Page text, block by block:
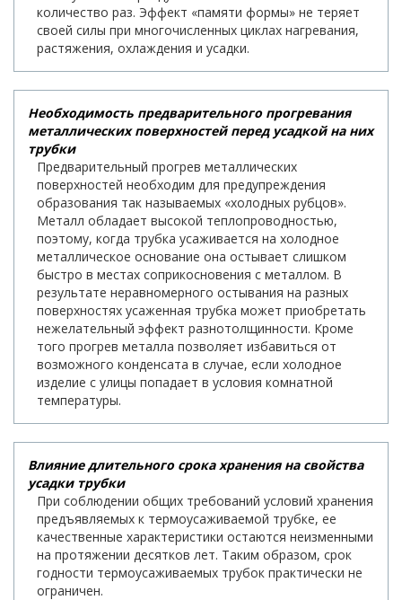
количество раз. Эффект «памяти формы» не теряет
своей силы при многочисленных циклах нагревания,
растяжения, охлаждения и усадки.
Необходимость предварительного прогревания
металлических поверхностей перед усадкой на них
трубки
Предварительный прогрев металлических
поверхностей необходим для предупреждения
образования так называемых «холодных рубцов».
Металл обладает высокой теплопроводностью,
поэтому, когда трубка усаживается на холодное
металлическое основание она остывает слишком
быстро в местах соприкосновения с металлом. В
результате неравномерного остывания на разных
поверхностях усаженная трубка может приобретать
нежелательный эффект разнотолщинности. Кроме
того прогрев металла позволяет избавиться от
возможного конденсата в случае, если холодное
изделие с улицы попадает в условия комнатной
температуры.
Влияние длительного срока хранения на свойства
усадки трубки
При соблюдении общих требований условий хранения
предъявляемых к термоусаживаемой трубке, ее
качественные характеристики остаются неизменными
на протяжении десятков лет. Таким образом, срок
годности термоусаживаемых трубок практически не
ограничен.